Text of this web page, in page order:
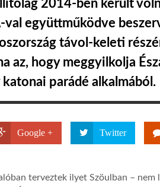
2014-ben került
val együttműködve
távol-keleti
az, hogy meggyilkolja
parádé alkalmából.
Google + Twitter
terveztek ilyet Szöulban –